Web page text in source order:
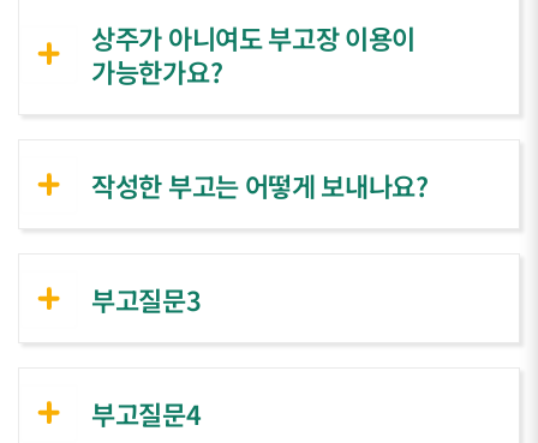
상주가 아니여도 부고장 이용이
가능한가요?
작성한 부고는 어떻게 보내나요?
부고질문3
부고질문4